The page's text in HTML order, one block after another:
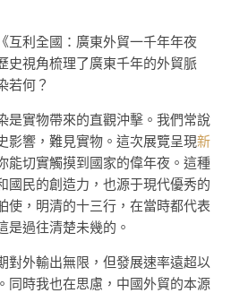
互利全國：廣東外貿一千年年夜
史視角梳理了廣東千年的外貿脈
若何？
是實物帶來的直觀沖擊。我們常說
影響，難見實物。這次展覽呈現新
能切實觸摸到國家的偉年夜。這種
國民的創造力，也源于現代優秀的
使，明清的十三行，在當時都代表
是過往清楚未幾的。
對外輸出無限，但發展速率遠超以
同時我也在思慮，中國外貿的本源